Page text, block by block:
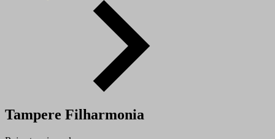
Tampere Filharmonia